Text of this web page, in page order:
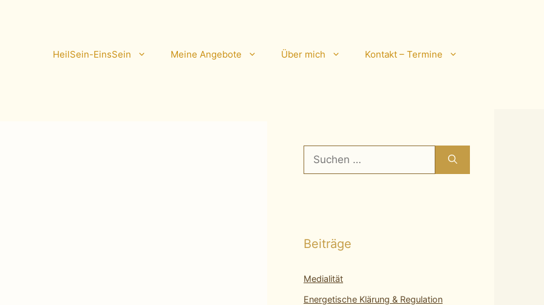
HeilSein-EinsSein Meine Angebote Über mich Kontakt – Termine
Suchen
nach:
Beiträge
Medialität
Energetische Klärung & Regulation